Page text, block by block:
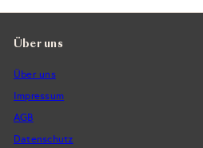
Über uns
Über uns
Impressum
AGB
Datenschutz